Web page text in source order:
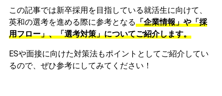
この記事では新卒採用を目指している就活生に向けて、
英和の選考を進める際に参考となる「企業情報」や「採
用フロー」、「選考対策」についてご紹介します。
ESや面接に向けた対策法もポイントとしてご紹介してい
るので、ぜひ参考にしてみてください！